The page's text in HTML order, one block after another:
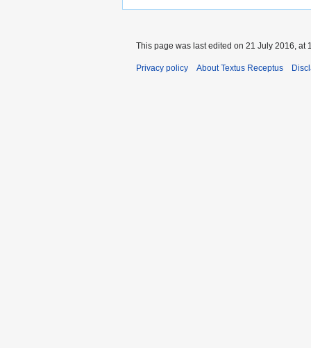
This page was last edited on 21 July 2016, at
Privacy policy About Textus Receptus